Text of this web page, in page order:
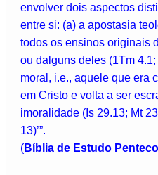
envolver dois aspectos
entre si: (a) a apostasia
todos os ensinos originais
ou dalguns deles (1Tm
moral, i.e., aquele que era
em Cristo e volta a ser
imoralidade (Is 29.13; Mt
13)’”.
(Bíblia de Estudo